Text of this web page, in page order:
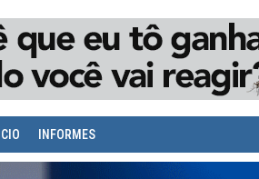
INFORMES